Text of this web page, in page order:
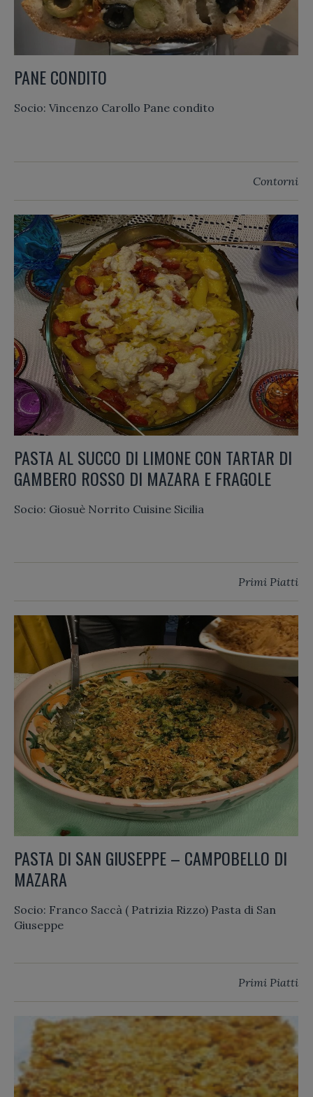
PANE CONDITO
Socio: Vincenzo Carollo Pane condito
Contorni
PASTA AL SUCCO DI LIMONE CON TARTAR DI
GAMBERO ROSSO DI MAZARA E FRAGOLE
Socio: Giosuè Norrito Cuisine Sicilia
Primi Piatti
PASTA DI SAN GIUSEPPE – CAMPOBELLO DI
MAZARA
Socio: Franco Saccà ( Patrizia Rizzo) Pasta di San
Giuseppe
Primi Piatti